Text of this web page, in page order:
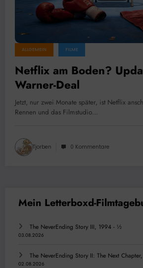
ALLGEMEIN FILME
Netflix am Boden?
Warner-Deal
Jetzt, nur zwei Monate später, ist Netflix
Rennen und das Filmstudio…
Tjorben 0 Kommentare
The NeverEnding Story III, 1994 - ½
03.08.2026
The NeverEnding Story II: The Next
02.08.2026